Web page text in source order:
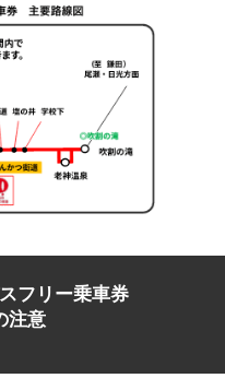
フリー乗車券
注意